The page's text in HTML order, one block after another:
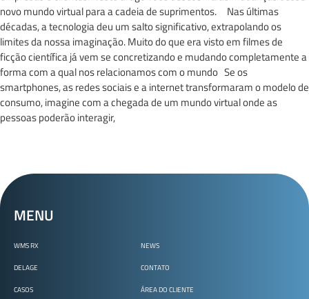
novo mundo virtual para a cadeia de suprimentos. Nas últimas
décadas, a tecnologia deu um salto significativo, extrapolando os
limites da nossa imaginação. Muito do que era visto em filmes de
ficção científica já vem se concretizando e mudando completamente a
forma com a qual nos relacionamos com o mundo Se os
smartphones, as redes sociais e a internet transformaram o modelo de
consumo, imagine com a chegada de um mundo virtual onde as
pessoas poderão interagir,
MENU
WMS RX
DELAGE
CASOS
NEWS
CONTATO
ÁREA DO CLIENTE